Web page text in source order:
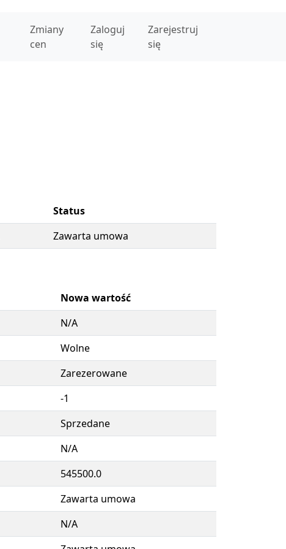
Zmiany
cen
Zaloguj
się
Zarejestruj
się
Status
Zawarta umowa
Nowa wartość
N/A
Wolne
Zarezerowane
-1
Sprzedane
N/A
545500.0
Zawarta umowa
N/A